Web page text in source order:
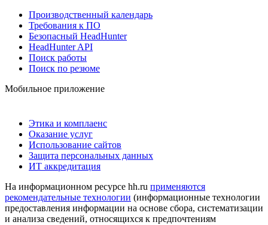
Производственный календарь
Требования к ПО
Безопасный HeadHunter
HeadHunter API
Поиск работы
Поиск по резюме
Мобильное приложение
Этика и комплаенс
Оказание услуг
Использование сайтов
Защита персональных данных
ИТ аккредитация
На информационном ресурсе hh.ru применяются
рекомендательные технологии (информационные технологии
предоставления информации на основе сбора, систематизации
и анализа сведений, относящихся к предпочтениям